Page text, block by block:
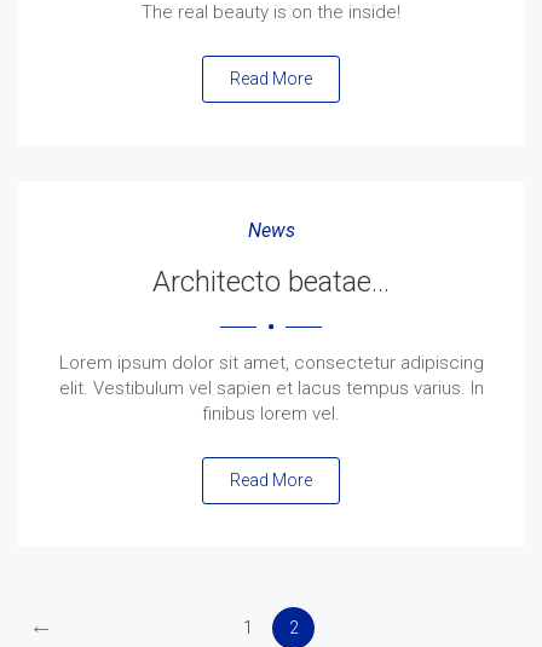
The real beauty is on the inside!
Read More
News
Architecto beatae…
Lorem ipsum dolor sit amet, consectetur adipiscing
elit. Vestibulum vel sapien et lacus tempus varius. In
finibus lorem vel.
Read More
← 1 2